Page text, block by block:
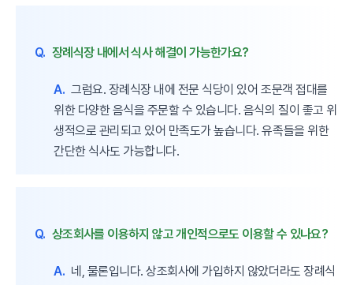
Q. 장례식장 내에서 식사 해결이 가능한가요?
A. 그럼요. 장례식장 내에 전문 식당이 있어 조문객 접대를
위한 다양한 음식을 주문할 수 있습니다. 음식의 질이 좋고 위
생적으로 관리되고 있어 만족도가 높습니다. 유족들을 위한
간단한 식사도 가능합니다.
Q. 상조회사를 이용하지 않고 개인적으로도 이용할 수 있나요?
A. 네, 물론입니다. 상조회사에 가입하지 않았더라도 장례식